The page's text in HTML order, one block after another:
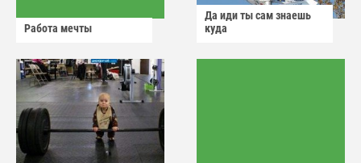
Работа мечты
Да иди ты сам знаешь
куда